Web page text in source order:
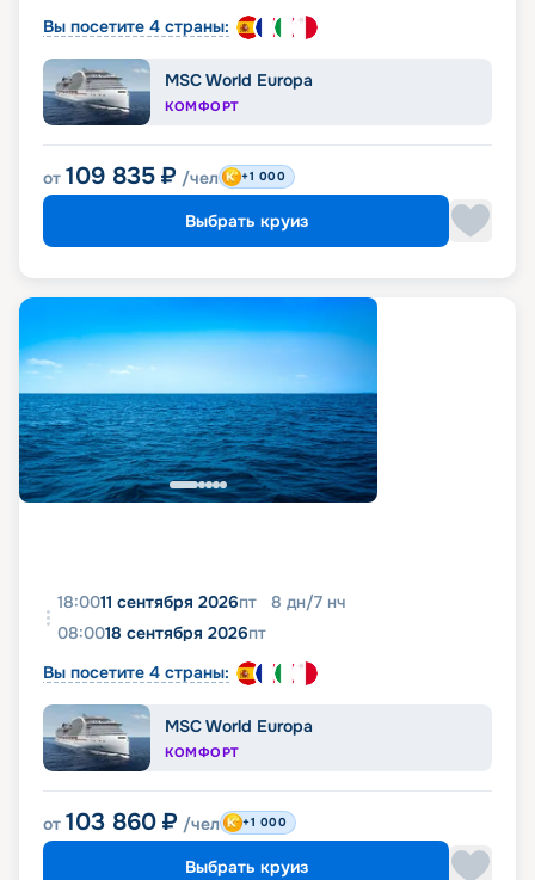
Вы посетите 4 страны:
MSC World Europa
КОМФОРТ
от 109 835 ₽ /чел +1 000
Выбрать круиз
18:0011 сентября 2026пт 8 дн/7 нч
08:0018 сентября 2026пт
Вы посетите 4 страны:
MSC World Europa
КОМФОРТ
от 103 860 ₽ /чел +1 000
Выбрать круиз